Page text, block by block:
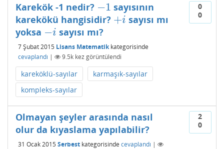
0
0
Karekök -1 nedir? −1
−1 sayısının
karekökü hangisidir? +i
+i
sayısı mı
yoksa −i
−i sayısı mı?
7 Şubat 2015 Lisans Matematikkategorisinde
cevaplandı | 9.5k kez görüntülendi
kareköklü-sayılar
karmaşık-sayılar
kompleks-sayılar
2
0
Olmayan şeyler arasında nasıl
olur da kıyaslama yapılabilir?
31 Ocak 2015 Serbest kategorisinde cevaplandı |